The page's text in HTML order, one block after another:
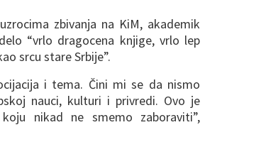
zbivanja na KiM, akademik
“vrlo dragocena knjige, vrlo lep
srcu stare Srbije”.
i tema. Čini mi se da nismo
nauci, kulturi i privredi. Ovo je
nikad ne smemo zaboraviti”,